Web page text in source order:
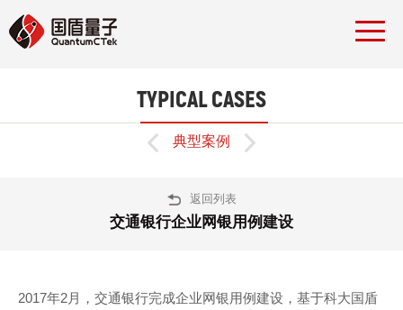
TYPICAL CASES
 典型案例 
返回列表
交通银行企业网银用例建设
2017年2月，交通银行完成企业网银用例建设，基于科大国盾